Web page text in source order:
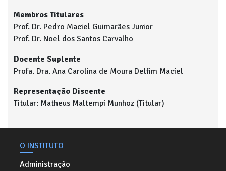
Membros Titulares
Prof. Dr. Pedro Maciel Guimarães Junior
Prof. Dr. Noel dos Santos Carvalho
Docente Suplente
Profa. Dra. Ana Carolina de Moura Delfim Maciel
Representação Discente
Titular: Matheus Maltempi Munhoz (Titular)
O INSTITUTO
Administração